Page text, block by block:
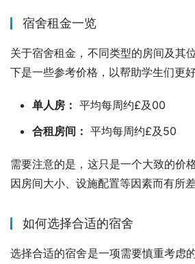
宿舍租金一览
关于宿舍租金，不同类型的房间及其
下是一些参考价格，以帮助学生们更
单人房： 平均每周约£及00
合租房间： 平均每周约£及50
需要注意的是，这只是一个大致的价
因房间大小、设施配置等因素而有所差
如何选择合适的宿舍
选择合适的宿舍是一项需要慎重考虑